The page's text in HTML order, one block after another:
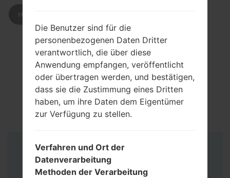
Anleitung
Die Benutzer sind für die
personenbezogenen Daten Dritter
verantwortlich, die über diese
Anwendung empfangen, veröffentlicht
oder übertragen werden, und bestätigen,
dass sie die Zustimmung eines Dritten
haben, um ihre Daten dem Eigentümer
zur Verfügung zu stellen.
Verfahren und Ort der
Datenverarbeitung
Methoden der Verarbeitung